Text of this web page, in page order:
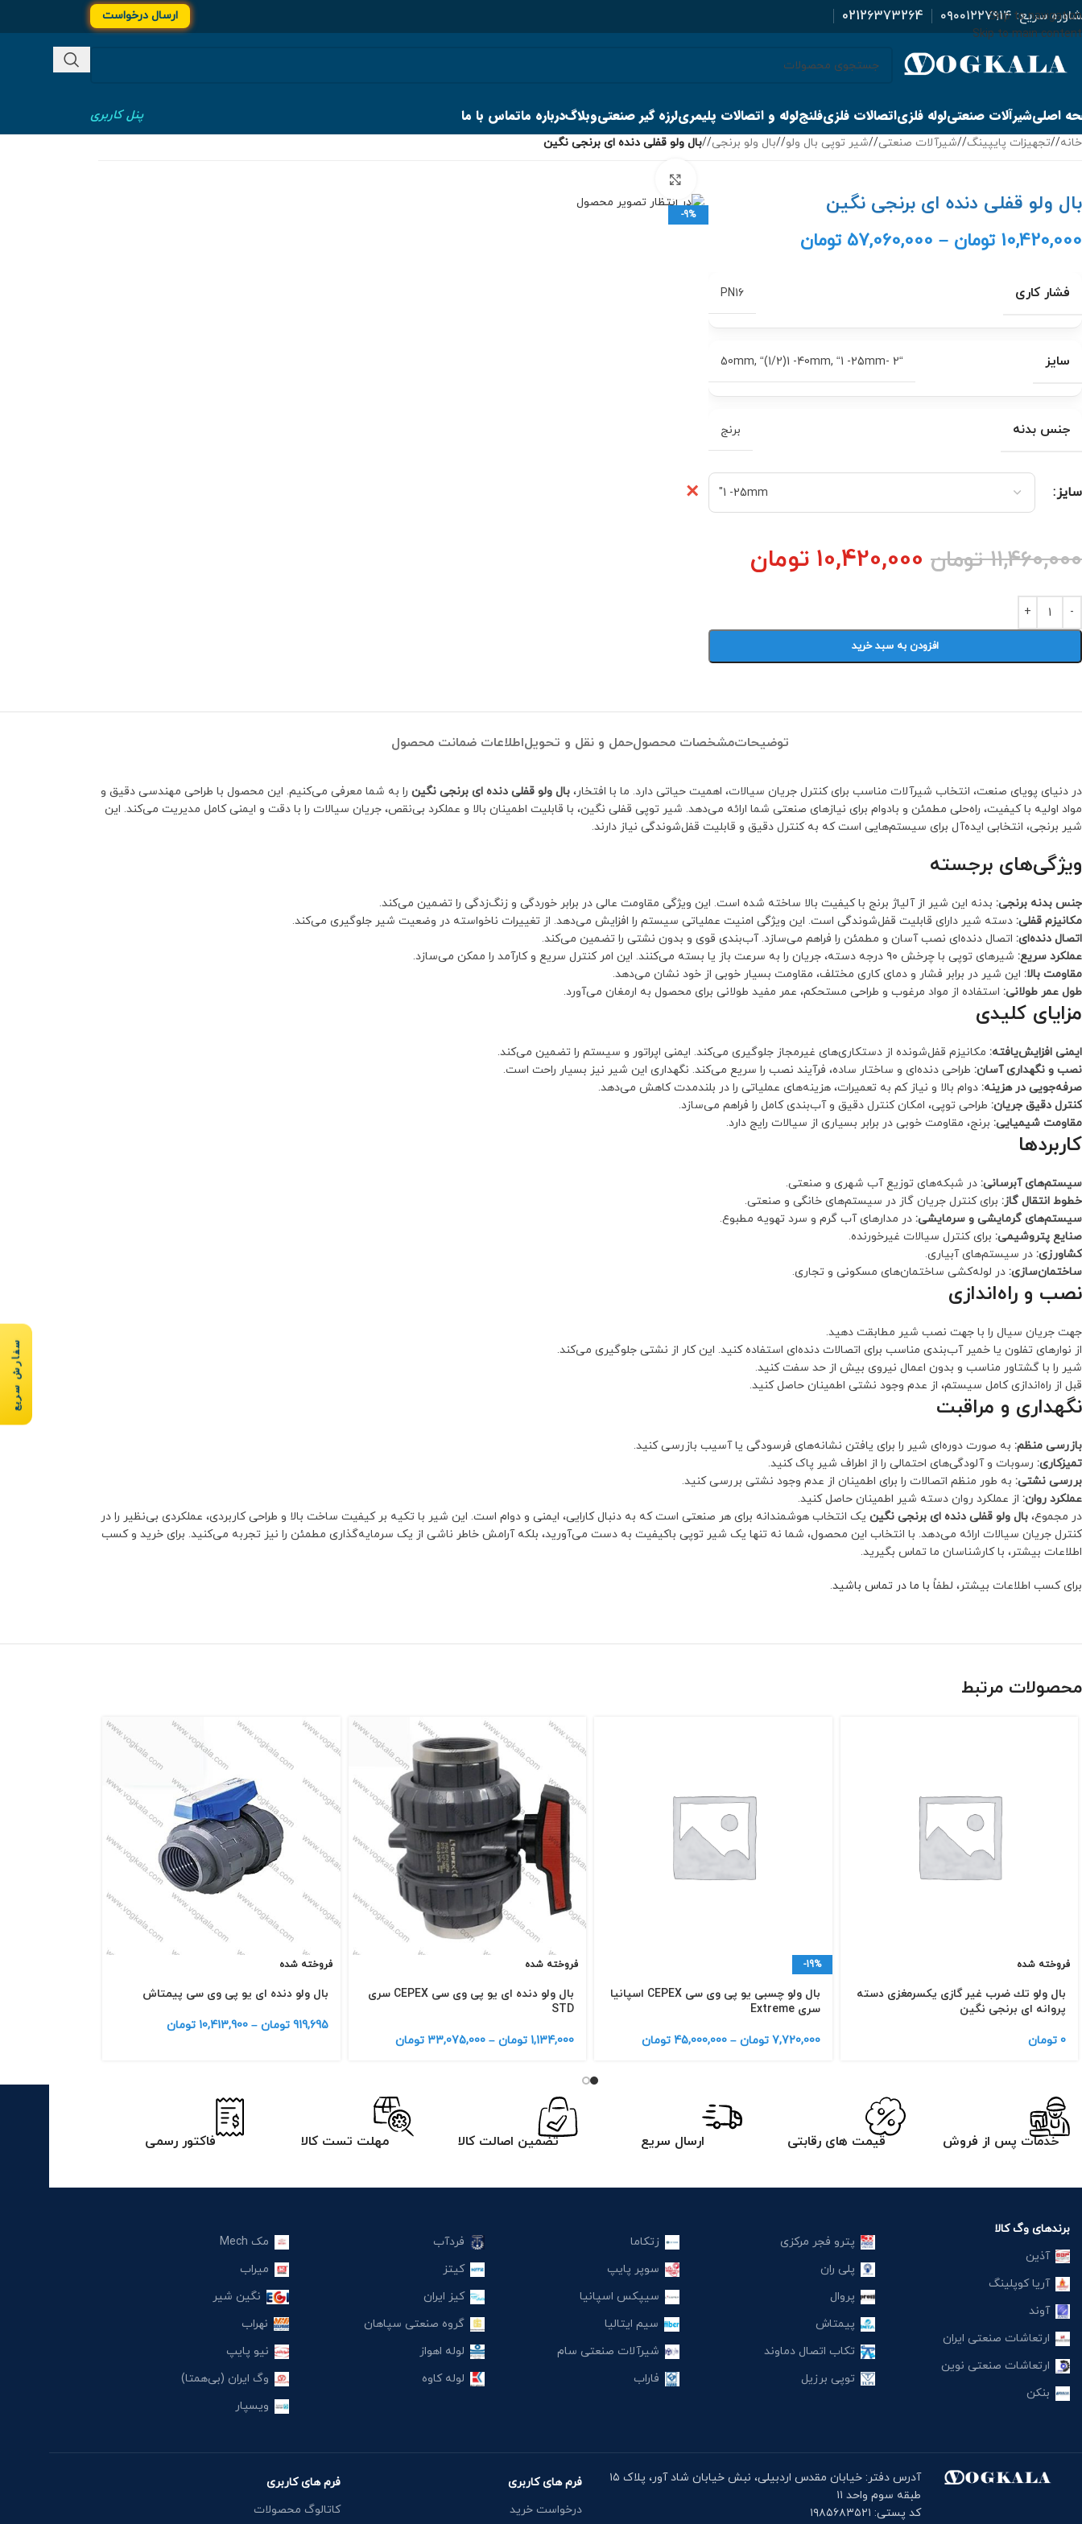
Skip to navigation
Skip to main content
سریع:۰۹۰۰۱۲۲۷۹۱۴ 02126373264 ارسال درخواست
اصلیشیرآلات صنعتیلوله فلزیاتصالات فلزیفلنجلوله و اتصالات پلیمریلرزه گیر صنعتیوبلاگدرباره ماتماس با ما پنل کاربری
خانه/ تجهیزات پایپینگ/ شیرآلات صنعتی/ شیر توپی بال ولو/ بال ولو برنجی/ بال ولو قفلی دنده ای برنجی نگین
-9% بال ولو قفلی دنده ای برنجی نگین
10,420,000 تومان –
57,060,000 تومان
فشار کاری PN16
سایز “2 -50mm
, “(1/2)1 -40mm, “1 -25mm
جنس بدنه برنج
سایز
11,460,000 تومان 10,420,000 تومان
افزودن به سبد خرید
توضیحاتمشخصات محصولحمل و نقل و تحویلاطلاعات ضمانت محصول
در دنیای پویای صنعت، انتخاب شیرآلات مناسب برای کنترل جریان سیالات، اهمیت حیاتی دارد. ما با افتخار، بال ولو قفلی دنده ای برنجی نگین را به شما معرفی می‌کنیم. این محصول با طراحی مهندسی دقیق و
مواد اولیه با کیفیت، راه‌حلی مطمئن و بادوام برای نیازهای صنعتی شما ارائه می‌دهد. شیر توپی قفلی نگین، با قابلیت اطمینان بالا و عملکرد بی‌نقص، جریان سیالات را با دقت و ایمنی کامل مدیریت می‌کند. این
شیر برنجی، انتخابی ایده‌آل برای سیستم‌هایی است که به کنترل دقیق و قابلیت قفل‌شوندگی نیاز دارند.
ویژگی‌های برجسته
جنس بدنه برنجی: بدنه این شیر از آلیاژ برنج با کیفیت بالا ساخته شده است. این ویژگی مقاومت عالی در برابر خوردگی و زنگ‌زدگی را تضمین می‌کند.
مکانیزم قفلی: دسته شیر دارای قابلیت قفل‌شوندگی است. این ویژگی امنیت عملیاتی سیستم را افزایش می‌دهد. از تغییرات ناخواسته در وضعیت شیر جلوگیری می‌کند.
اتصال دنده‌ای: اتصال دنده‌ای نصب آسان و مطمئن را فراهم می‌سازد. آب‌بندی قوی و بدون نشتی را تضمین می‌کند.
عملکرد سریع: شیرهای توپی با چرخش ۹۰ درجه دسته، جریان را به سرعت باز یا بسته می‌کنند. این امر کنترل سریع و کارآمد را ممکن می‌سازد.
مقاومت بالا: این شیر در برابر فشار و دمای کاری مختلف، مقاومت بسیار خوبی از خود نشان می‌دهد.
طول عمر طولانی: استفاده از مواد مرغوب و طراحی مستحکم، عمر مفید طولانی برای محصول به ارمغان می‌آورد.
مزایای کلیدی
ایمنی افزایش‌یافته: مکانیزم قفل‌شونده از دستکاری‌های غیرمجاز جلوگیری می‌کند. ایمنی اپراتور و سیستم را تضمین می‌کند.
نصب و نگهداری آسان: طراحی دنده‌ای و ساختار ساده، فرآیند نصب را سریع می‌کند. نگهداری این شیر نیز بسیار راحت است.
صرفه‌جویی در هزینه: دوام بالا و نیاز کم به تعمیرات، هزینه‌های عملیاتی را در بلندمدت کاهش می‌دهد.
کنترل دقیق جریان: طراحی توپی، امکان کنترل دقیق و آب‌بندی کامل را فراهم می‌سازد.
مقاومت شیمیایی: برنج، مقاومت خوبی در برابر بسیاری از سیالات رایج دارد.
کاربردها
سیستم‌های آبرسانی: در شبکه‌های توزیع آب شهری و صنعتی.
خطوط انتقال گاز: برای کنترل جریان گاز در سیستم‌های خانگی و صنعتی.
سیستم‌های گرمایشی و سرمایشی: در مدارهای آب گرم و سرد تهویه مطبوع.
صنایع پتروشیمی: برای کنترل سیالات غیرخورنده.
کشاورزی: در سیستم‌های آبیاری.
ساختمان‌سازی: در لوله‌کشی ساختمان‌های مسکونی و تجاری.
نصب و راه‌اندازی
جهت جریان سیال را با جهت نصب شیر مطابقت دهید.
از نوارهای تفلون یا خمیر آب‌بندی مناسب برای اتصالات دنده‌ای استفاده کنید. این کار از نشتی جلوگیری می‌کند.
شیر را با گشتاور مناسب و بدون اعمال نیروی بیش از حد سفت کنید.
قبل از راه‌اندازی کامل سیستم، از عدم وجود نشتی اطمینان حاصل کنید.
نگهداری و مراقبت
بازرسی منظم: به صورت دوره‌ای شیر را برای یافتن نشانه‌های فرسودگی یا آسیب بازرسی کنید.
تمیزکاری: رسوبات و آلودگی‌های احتمالی را از اطراف شیر پاک کنید.
بررسی نشتی: به طور منظم اتصالات را برای اطمینان از عدم وجود نشتی بررسی کنید.
عملکرد روان: از عملکرد روان دسته شیر اطمینان حاصل کنید.
در مجموع، بال ولو قفلی دنده ای برنجی نگین یک انتخاب هوشمندانه برای هر صنعتی است که به دنبال کارایی، ایمنی و دوام است. این شیر با تکیه بر کیفیت ساخت بالا و طراحی کاربردی، عملکردی بی‌نظیر را در
کنترل جریان سیالات ارائه می‌دهد. با انتخاب این محصول، شما نه تنها یک شیر توپی باکیفیت به دست می‌آورید، بلکه آرامش خاطر ناشی از یک سرمایه‌گذاری مطمئن را نیز تجربه می‌کنید. برای خرید و کسب
اطلاعات بیشتر، با کارشناسان ما تماس بگیرید.
برای کسب اطلاعات بیشتر، لطفاً با ما در تماس باشید.
محصولات مرتبط
فروخته شده
بال ولو تك ضرب غیر گازی یكسرمغزی دسته
پروانه ای برنجی نگین
0 تومان
-19%
بال ولو چسبی یو پی وی سی CEPEX اسپانیا
سری Extreme
7,720,000 تومان –
45,000,000 تومان
فروخته شده
بال ولو دنده ای یو پی وی سی CEPEX سری
STD
1,134,000 تومان –
33,075,000 تومان
فروخته شده
بال ولو دنده ای یو پی وی سی پیمتاش
919,695 تومان –
10,413,900 تومان
خدمات پس از فروش قیمت های رقابتی ارسال سریع تضمین اصالت کالا مهلت تست کالا فاکتور رسمی
برندهای وگ کالا
آذین
آریا کوپلینگ
آوند
ارتعاشات صنعتی ایران
ارتعاشات صنعتی نوین
بنکن
پترو فجر مرکزی
پلی ران
پروال
پیمتاش
تکاب اتصال دماوند
توپی برزیل
زتکاما
سوپر پایپ
سیپکس اسپانیا
سیم ایتالیا
شیرآلات صنعتی سام
فاراب
فردآب
کیتز
کیز ایران
گروه صنعتی سپاهان
لوله اهواز
لوله کاوه
مک Mech
میراب
نگین شیر
نهراب
نیو پایپ
وگ ایران (بی‌همتا)
ویسپار
آدرس دفتر: خیابان مقدس اردبیلی، نبش خیابان شاد آور، پلاک ۱۵
طبقه سوم واحد ۱۱
کد پستی: ۱۹۸۵۶۸۳۵۲۱
فرم های کاربری
درخواست خرید
فرم های کاربری
کاتالوگ محصولات
سفارش سریع